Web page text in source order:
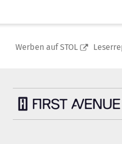
Werben auf STOL